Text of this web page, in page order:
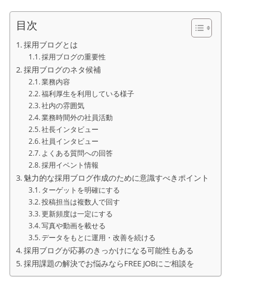
目次
採用ブログとは
採用ブログの重要性
採用ブログのネタ候補
業務内容
福利厚生を利用している様子
社内の雰囲気
業務時間外の社員活動
社長インタビュー
社員インタビュー
よくある質問への回答
採用イベント情報
魅力的な採用ブログ作成のために意識すべきポイント
ターゲットを明確にする
投稿担当は複数人で回す
更新頻度は一定にする
写真や動画を載せる
データをもとに運用・改善を続ける
採用ブログが応募のきっかけになる可能性もある
採用課題の解決でお悩みならFREE JOBにご相談を